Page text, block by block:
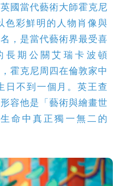
網紅揪聲明「疑點重
談
」驚傳猝逝！最後身
洗錢起訴8個月首出
污、洗錢
國當代藝術大師霍克尼
色彩鮮明的人物肖像與
，是當代藝術界最受喜
長期公關艾瑞卡波頓
霍克尼周四在倫敦家中
日不到一個月。英王查
容他是「藝術與繪畫世
命中真正獨一無二的